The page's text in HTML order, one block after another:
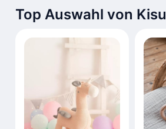
Top Auswahl von Kisu